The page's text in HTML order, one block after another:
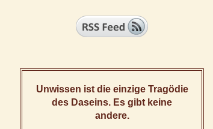
Unwissen ist die einzige Tragödie
des Daseins. Es gibt keine
andere.